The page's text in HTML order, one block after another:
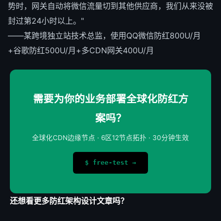
势时，网关自动将微信流量切到其他供应商，我们从来没被
封过第24小时以上。"
——某跨境独立站技术总监，使用QQ微信防红800U/月
+谷歌防红500U/月+多CDN网关400U/月
需要为你的业务部署全球化防红方
案吗？
全球化CDN边缘节点 · 6区12节点拓扑 · 30分钟生效
$ free-test →
还想看更多防红架构设计文章吗？